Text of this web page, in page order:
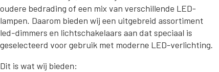
oudere bedrading of een mix van verschillende LED-
lampen. Daarom bieden wij een uitgebreid assortiment
led-dimmers en lichtschakelaars aan dat speciaal is
geselecteerd voor gebruik met moderne LED-verlichting.
Dit is wat wij bieden: